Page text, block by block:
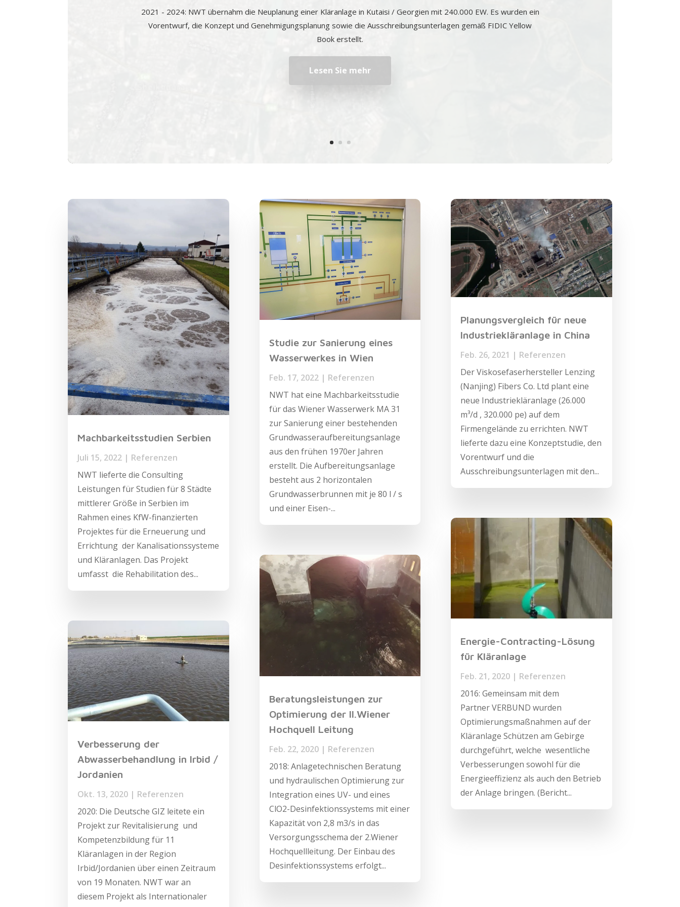
2021 - 2024: NWT übernahm die Neuplanung einer Kläranlage in Kutaisi / Georgien mit 240.000 EW. Es wurden ein
Vorentwurf, die Konzept und Genehmigungsplanung sowie die Ausschreibungsunterlagen gemäß FIDIC Yellow
Book erstellt.
Lesen Sie mehr
Machbarkeitsstudien Serbien
Juli 15, 2022 | Referenzen
NWT lieferte die Consulting
Leistungen für Studien für 8 Städte
mittlerer Größe in Serbien im
Rahmen eines KfW-finanzierten
Projektes für die Erneuerung und
Errichtung der Kanalisationssysteme
und Kläranlagen. Das Projekt
umfasst die Rehabilitation des...
Verbesserung der
Abwasserbehandlung in Irbid /
Jordanien
Okt. 13, 2020 | Referenzen
2020: Die Deutsche GIZ leitete ein
Projekt zur Revitalisierung und
Kompetenzbildung für 11
Kläranlagen in der Region
Irbid/Jordanien über einen Zeitraum
von 19 Monaten. NWT war an
diesem Projekt als Internationaler
Studie zur Sanierung eines
Wasserwerkes in Wien
Feb. 17, 2022| Referenzen
NWT hat eine Machbarkeitsstudie
für das Wiener Wasserwerk MA 31
zur Sanierung einer bestehenden
Grundwasseraufbereitungsanlage
aus den frühen 1970er Jahren
erstellt. Die Aufbereitungsanlage
besteht aus 2 horizontalen
Grundwasserbrunnen mit je 80 l / s
und einer Eisen-...
Beratungsleistungen zur
Optimierung der II.Wiener
Hochquell Leitung
Feb. 22, 2020| Referenzen
2018: Anlagetechnischen Beratung
und hydraulischen Optimierung zur
Integration eines UV- und eines
ClO2-Desinfektionssystems mit einer
Kapazität von 2,8 m3/s in das
Versorgungsschema der 2.Wiener
Hochquellleitung. Der Einbau des
Desinfektionssystems erfolgt...
Planungsvergleich für neue
Industriekläranlage in China
Feb. 26, 2021 | Referenzen
Der Viskosefaserhersteller Lenzing
(Nanjing) Fibers Co. Ltd plant eine
neue Industriekläranlage (26.000
m³/d , 320.000 pe) auf dem
Firmengelände zu errichten. NWT
lieferte dazu eine Konzeptstudie, den
Vorentwurf und die
Ausschreibungsunterlagen mit den...
Energie-Contracting-Lösung
für Kläranlage
Feb. 21, 2020| Referenzen
2016: Gemeinsam mit dem
Partner VERBUND wurden
Optimierungsmaßnahmen auf der
Kläranlage Schützen am Gebirge
durchgeführt, welche wesentliche
Verbesserungen sowohl für die
Energieeffizienz als auch den Betrieb
der Anlage bringen. (Bericht...